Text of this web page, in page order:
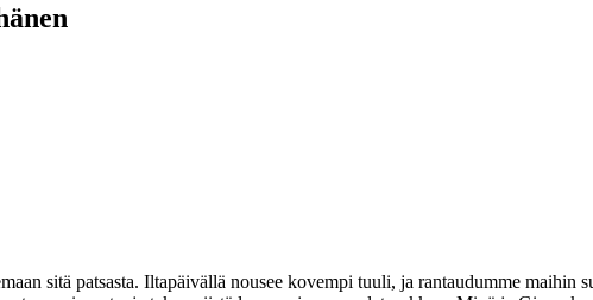
sitä patsasta. Iltapäivällä nousee kovempi tuuli, ja rantaudumme maihin